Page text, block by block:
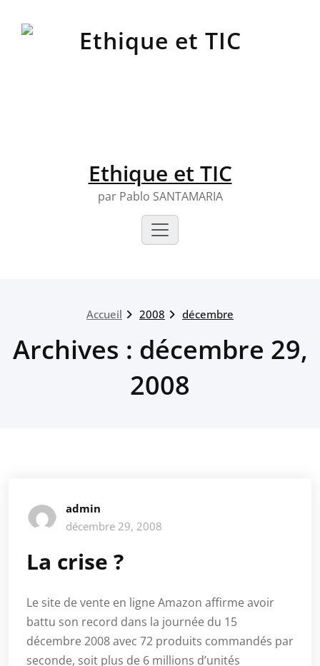
Ethique et TIC
par Pablo SANTAMARIA
Accueil 2008 décembre
Archives : décembre 29,
2008
admin
décembre 29, 2008
La crise ?
Le site de vente en ligne Amazon affirme avoir
battu son record dans la journée du 15
décembre 2008 avec 72 produits commandés par
seconde, soit plus de 6 millions d’unités